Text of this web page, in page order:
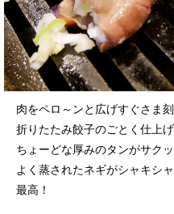
肉をペロ～ンと広げすぐさま
折りたたみ餃子のごとく仕上げ
ちょーどな厚みのタンがサク
よく蒸されたネギがシャキシ
最高！